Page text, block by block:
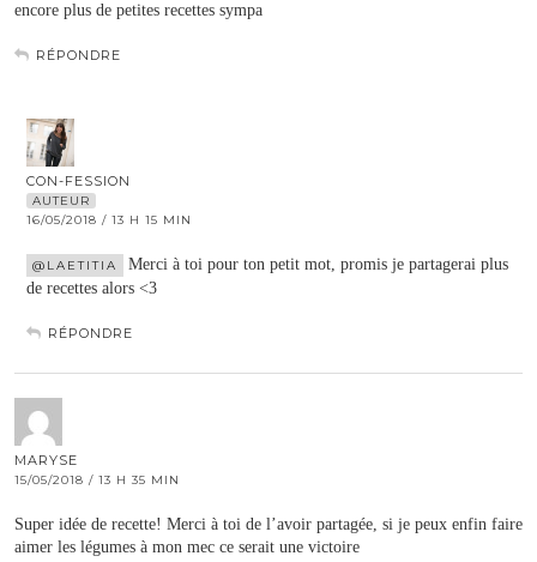
encore plus de petites recettes sympa
RÉPONDRE
CON-FESSION
AUTEUR
16/05/2018 / 13 H 15 MIN
@LAETITIA
Merci à toi pour ton petit mot, promis je partagerai plus
de recettes alors <3
RÉPONDRE
MARYSE
15/05/2018 / 13 H 35 MIN
Super idée de recette! Merci à toi de l’avoir partagée, si je peux enfin faire
aimer les légumes à mon mec ce serait une victoire